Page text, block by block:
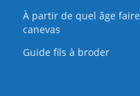
À partir de quel âge
canevas
Guide fils à broder